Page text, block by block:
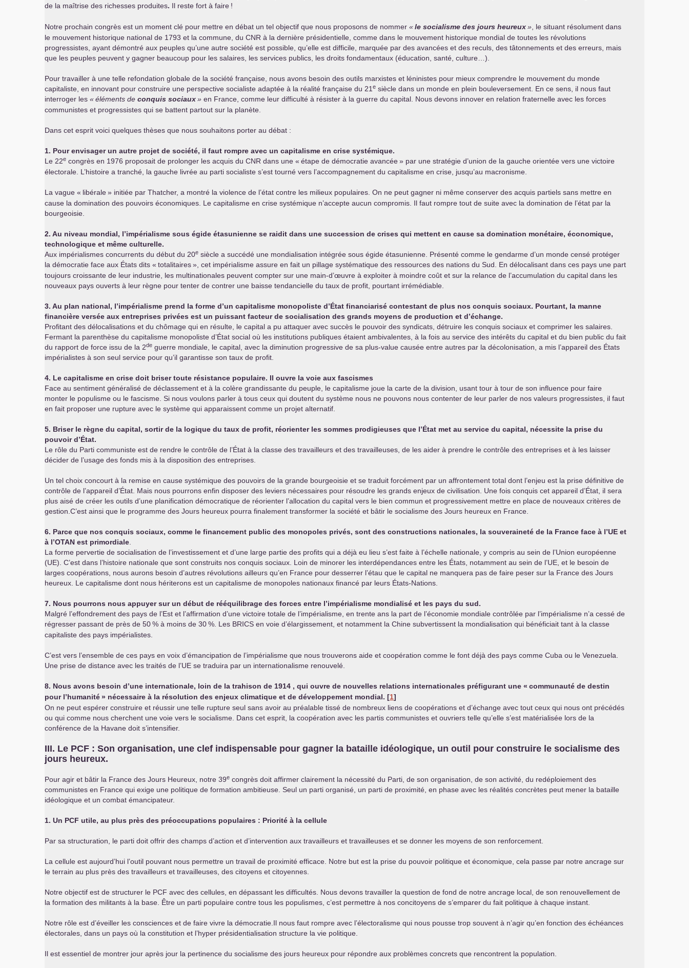
de la maîtrise des richesses produites. Il reste fort à faire !
Notre prochain congrès est un moment clé pour mettre en débat un tel objectif que nous proposons de nommer «le socialisme des jours heureux» , le situant résolument dans
le mouvement historique national de 1793 et la commune, du CNR à la dernière présidentielle, comme dans le mouvement historique mondial de toutes les révolutions
progressistes, ayant démontré aux peuples qu’une autre société est possible, qu’elle est difficile, marquée par des avancées et des reculs, des tâtonnements et des erreurs, mais
que les peuples peuvent y gagner beaucoup pour les salaires, les services publics, les droits fondamentaux (éducation, santé, culture…).
Pour travailler à une telle refondation globale de la société française, nous avons besoin des outils marxistes et léninistes pour mieux comprendre le mouvement du monde
capitaliste, en innovant pour construire une perspective socialiste adaptée à la réalité française du 21 e siècle dans un monde en plein bouleversement. En ce sens, il nous faut
interroger les «éléments de conquis sociaux» en France, comme leur difficulté à résister à la guerre du capital. Nous devons innover en relation fraternelle avec les forces
communistes et progressistes qui se battent partout sur la planète.
Dans cet esprit voici quelques thèses que nous souhaitons porter au débat :
1. Pour envisager un autre projet de société, il faut rompre avec un capitalisme en crise systémique.
Le 22e congrès en 1976 proposait de prolonger les acquis du CNR dans une « étape de démocratie avancée» par une stratégie d’union de la gauche orientée vers une victoire
électorale. L’histoire a tranché, la gauche livrée au parti socialiste s’est tourné vers l’accompagnement du capitalisme en crise, jusqu’au macronisme.
La vague « libérale» initiée par Thatcher, a montré la violence de l’état contre les milieux populaires. On ne peut gagner ni même conserver des acquis partiels sans mettre en
cause la domination des pouvoirs économiques. Le capitalisme en crise systémique n’accepte aucun compromis. Il faut rompre tout de suite avec la domination de l’état par la
bourgeoisie.
2. Au niveau mondial, l’impérialisme sous égide étasunienne se raidit dans une succession de crises qui mettent en cause sa domination monétaire, économique,
technologique et même culturelle.
Aux impérialismes concurrents du début du 20e siècle a succédé une mondialisation intégrée sous égide étasunienne. Présenté comme le gendarme d’un monde censé protéger
la démocratie face aux États dits « totalitaires», cet impérialisme assure en fait un pillage systématique des ressources des nations du Sud. En délocalisant dans ces pays une part
toujours croissante de leur industrie, les multinationales peuvent compter sur une main-d’œuvre à exploiter à moindre coût et sur la relance de l’accumulation du capital dans les
nouveaux pays ouverts à leur règne pour tenter de contrer une baisse tendancielle du taux de profit, pourtant irrémédiable.
3. Au plan national, l’impérialisme prend la forme d’un capitalisme monopoliste d’État financiarisé contestant de plus nos conquis sociaux. Pourtant, la manne
financière versée aux entreprises privées est un puissant facteur de socialisation des grands moyens de production et d’échange.
Profitant des délocalisations et du chômage qui en résulte, le capital a pu attaquer avec succès le pouvoir des syndicats, détruire les conquis sociaux et comprimer les salaires.
Fermant la parenthèse du capitalisme monopoliste d’État social où les institutions publiques étaient ambivalentes, à la fois au service des intérêts du capital et du bien public du fait
du rapport de force issu de la 2de guerre mondiale, le capital, avec la diminution progressive de sa plus-value causée entre autres par la décolonisation, a mis l’appareil des États
impérialistes à son seul service pour qu’il garantisse son taux de profit.
4. Le capitalisme en crise doit briser toute résistance populaire. Il ouvre la voie aux fascismes
Face au sentiment généralisé de déclassement et à la colère grandissante du peuple, le capitalisme joue la carte de la division, usant tour à tour de son influence pour faire
monter le populisme ou le fascisme. Si nous voulons parler à tous ceux qui doutent du système nous ne pouvons nous contenter de leur parler de nos valeurs progressistes, il faut
en fait proposer une rupture avec le système qui apparaissent comme un projet alternatif.
5. Briser le règne du capital, sortir de la logique du taux de profit, réorienter les sommes prodigieuses que l’État met au service du capital, nécessite la prise du
pouvoir d’État.
Le rôle du Parti communiste est de rendre le contrôle de l’État à la classe des travailleurs et des travailleuses, de les aider à prendre le contrôle des entreprises et à les laisser
décider de l’usage des fonds mis à la disposition des entreprises.
Un tel choix concourt à la remise en cause systémique des pouvoirs de la grande bourgeoisie et se traduit forcément par un affrontement total dont l’enjeu est la prise définitive de
contrôle de l’appareil d’État. Mais nous pourrons enfin disposer des leviers nécessaires pour résoudre les grands enjeux de civilisation. Une fois conquis cet appareil d’État, il sera
plus aisé de créer les outils d’une planification démocratique de réorienter l’allocation du capital vers le bien commun et progressivement mettre en place de nouveaux critères de
gestion.C’est ainsi que le programme des Jours heureux pourra finalement transformer la société et bâtir le socialisme des Jours heureux en France.
6. Parce que nos conquis sociaux, comme le financement public des monopoles privés, sont des constructions nationales, la souveraineté de la France face à l’UE et
à l’OTAN est primordiale
La forme pervertie de socialisation de l’investissement et d’une large partie des profits qui a déjà eu lieu s’est faite à l’échelle nationale, y compris au sein de l’Union européenne
(UE). C’est dans l’histoire nationale que sont construits nos conquis sociaux. Loin de minorer les interdépendances entre les États, notamment au sein de l’UE , et le besoin de
larges coopérations, nous aurons besoin d’autres révolutions ailleurs qu’en France pour desserrer l’étau que le capital ne manquera pas de faire peser sur la France des Jours
heureux. Le capitalisme dont nous hériterons est un capitalisme de monopoles nationaux financé par leurs États-Nations.
7. Nous pourrons nous appuyer sur un début de rééquilibrage des forces entre l’impérialisme mondialisé et les pays du sud.
Malgré l’effondrement des pays de l’Est et l’affirmation d’une victoire totale de l’impérialisme, en trente ans la part de l’économie mondiale contrôlée par l’impérialisme n’a cessé de
régresser passant de près de 50% à moins de 30%. Les BRICS en voie d’élargissement, et notamment la Chine subvertissent la mondialisation qui bénéficiait tant à la classe
capitaliste des pays impérialistes.
C’est vers l’ensemble de ces pays en voix d’émancipation de l’impérialisme que nous trouverons aide et coopération comme le font déjà des pays comme Cuba ou le Venezuela.
Une prise de distance avec les traités de l’UE se traduira par un internationalisme renouvelé.
8. Nous avons besoin d’une internationale, loin de la trahison de 1914 , qui ouvre de nouvelles relations internationales préfigurant une « communauté de destin
pour l’humanité» nécessaire à la résolution des enjeux climatique et de développement mondial. [1]
On ne peut espérer construire et réussir une telle rupture seul sans avoir au préalable tissé de nombreux liens de coopérations et d’échange avec tout ceux qui nous ont précédés
ou qui comme nous cherchent une voie vers le socialisme. Dans cet esprit, la coopération avec les partis communistes et ouvriers telle qu’elle s’est matérialisée lors de la
conférence de la Havane doit s’intensifier.
III. Le PCF : Son organisation, une clef indispensable pour gagner la bataille idéologique, un outil pour construire le socialisme des
jours heureux.
Pour agir et bâtir la France des Jours Heureux, notre 39e congrès doit affirmer clairement la nécessité du Parti, de son organisation, de son activité, du redéploiement des
communistes en France qui exige une politique de formation ambitieuse. Seul un parti organisé, un parti de proximité, en phase avec les réalités concrètes peut mener la bataille
idéologique et un combat émancipateur.
1. Un PCF utile, au plus près des préoccupations populaires : Priorité à la cellule
Par sa structuration, le parti doit offrir des champs d’action et d’intervention aux travailleurs et travailleuses et se donner les moyens de son renforcement.
La cellule est aujourd’hui l’outil pouvant nous permettre un travail de proximité efficace. Notre but est la prise du pouvoir politique et économique, cela passe par notre ancrage sur
le terrain au plus près des travailleurs et travailleuses, des citoyens et citoyennes.
Notre objectif est de structurer le PCF avec des cellules, en dépassant les difficultés. Nous devons travailler la question de fond de notre ancrage local, de son renouvellement de
la formation des militants à la base. Être un parti populaire contre tous les populismes, c’est permettre à nos concitoyens de s’emparer du fait politique à chaque instant.
Notre rôle est d’éveiller les consciences et de faire vivre la démocratie.Il nous faut rompre avec l’électoralisme qui nous pousse trop souvent à n’agir qu’en fonction des échéances
électorales, dans un pays où la constitution et l’hyper présidentialisation structure la vie politique.
Il est essentiel de montrer jour après jour la pertinence du socialisme des jours heureux pour répondre aux problèmes concrets que rencontrent la population.